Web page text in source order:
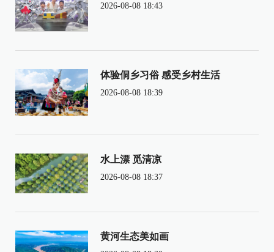
2026-08-08 18:43
体验侗乡习俗 感受乡村生活
2026-08-08 18:39
水上漂 觅清凉
2026-08-08 18:37
黄河生态美如画